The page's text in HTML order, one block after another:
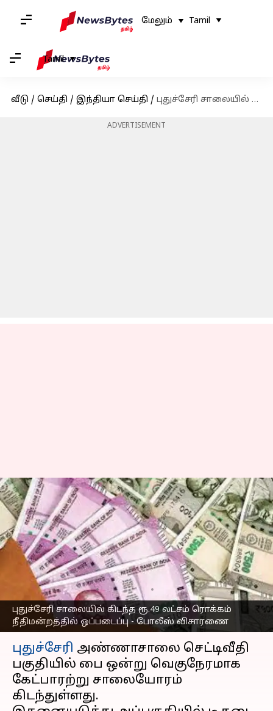
மேலும் Tamil
Tamil
வீடு / செய்தி / இந்தியா செய்தி / புதுச்சேரி சாலையில் கிடந்த ரூ.49 லட்சம் ரொக்கம் நீதிமன்றத்தில் ஒப்படைப்பு - போலீஸ் விசாரணை
ADVERTISEMENT
புதுச்சேரி சாலையில் கிடந்த ரூ.49 லட்சம் ரொக்கம்
நீதிமன்றத்தில் ஒப்படைப்பு - போலீஸ் விசாரணை
புதுச்சேரி சாலையில்
கிடந்த ரூ.49 லட்சம்
ரொக்கம் நீதிமன்றத்தில்
ஒப்படைப்பு - போலீஸ்
விசாரணை
எழுதியவர் Nivetha P Mar 18, 2023 06:41 pm
செய்தி முன்னோட்டம்
புதுச்சேரி அண்ணாசாலை செட்டிவீதி
பகுதியில் பை ஒன்று வெகுநேரமாக
கேட்பாரற்று சாலையோரம்
கிடந்துள்ளது.